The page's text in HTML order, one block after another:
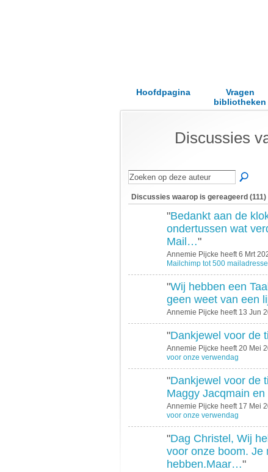
Hoofdpagina
Vragen
bibliotheken
Discussies
Discussies waarop is gereageerd (111)
"Bedankt aan de
ondertussen wat
Mail…"
Annemie Pijcke heeft 6 Mrt
Mailchimp tot 500
"Wij hebben een
geen weet van een
Annemie Pijcke heeft 13 Jun
"Dankjewel voor de
Annemie Pijcke heeft 20 Mei
voor onze verwendag
"Dankjewel voor de
Maggy Jacqmain
Annemie Pijcke heeft 17 Mei
voor onze verwendag
"Dag Christel, Wij
voor onze boom. Je
hebben.Maar…"